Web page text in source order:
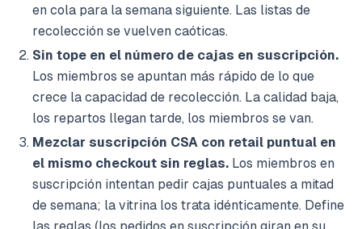
en cola para la semana siguiente. Las listas de
recolección se vuelven caóticas.
Sin tope en el número de cajas en suscripción.
Los miembros se apuntan más rápido de lo que
crece la capacidad de recolección. La calidad baja,
los repartos llegan tarde, los miembros se van.
Mezclar suscripción CSA con retail puntual en
el mismo checkout sin reglas. Los miembros en
suscripción intentan pedir cajas puntuales a mitad
de semana; la vitrina los trata idénticamente. Define